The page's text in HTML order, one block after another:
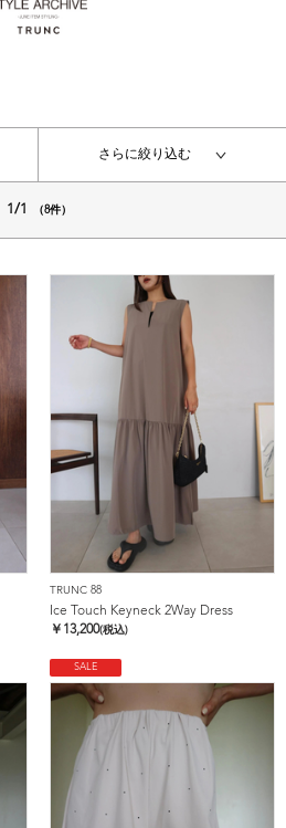
さらに絞り込む
1/1 （8件）
TRUNC 88
Ice Touch Keyneck 2Way Dress
￥ 13,200(税込)
SALE